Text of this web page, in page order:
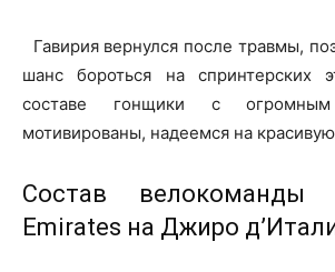
Гавирия вернулся после травмы,
шанс бороться на спринтерских
составе гонщики с
мотивированы, надеемся на красивую
Состав велокоманды
Emirates на Джиро